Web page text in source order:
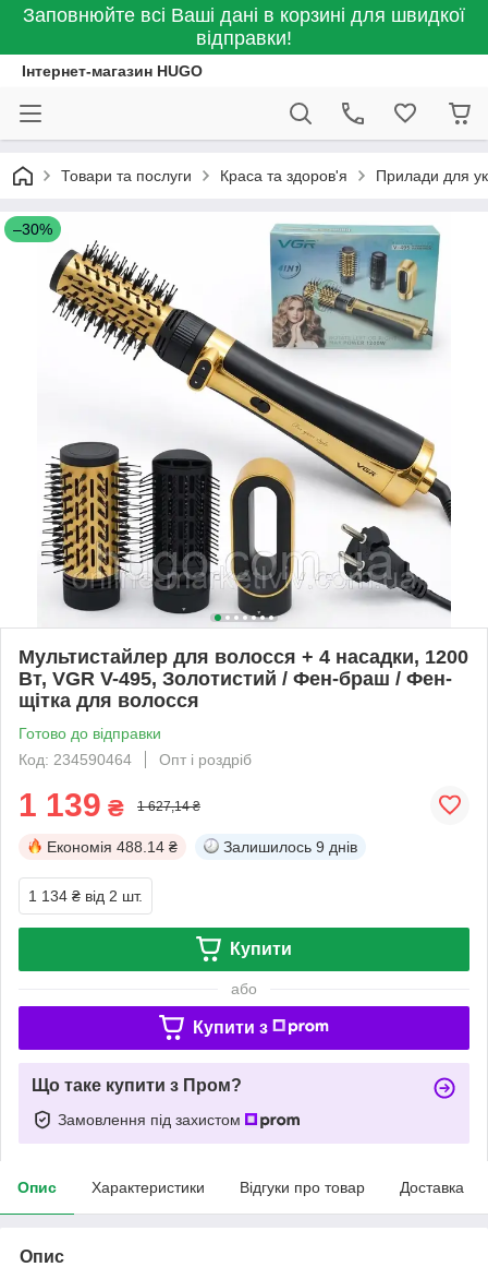
Заповнюйте всі Ваші дані в корзині для швидкої
відправки!
Інтернет-магазин HUGO
Товари та послуги Краса та здоров'я Прилади для
–30%
Мультистайлер для волосся + 4 насадки, 1200
Вт, VGR V-495, Золотистий / Фен-браш / Фен-
щітка для волосся
Готово до відправки
Код: 234590464
Опт і роздріб
1 139 ₴ 1 627,14 ₴
Економія 488.14 ₴ Залишилось 9 днів
1 134 ₴ від 2 шт.
Купити
або
Купити з
Що таке купити з Пром?
Замовлення під захистом
Опис Характеристики Відгуки про товар Доставка
Опис